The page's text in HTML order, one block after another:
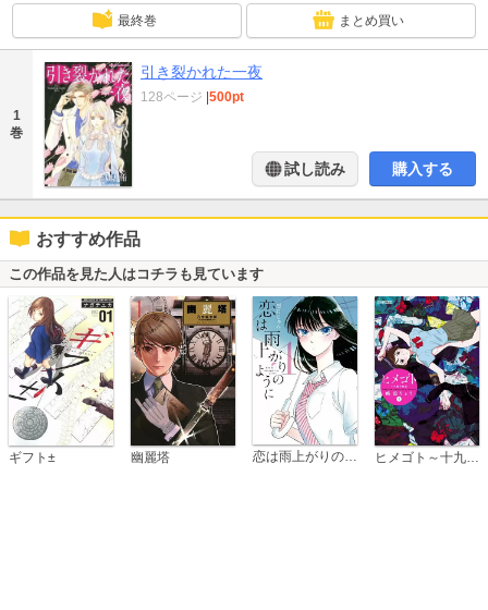
最終巻 まとめ買い
1
巻
引き裂かれた一夜
128ページ 500pt
試し読み 購入する
おすすめ作品
この作品を見た人はコチラも見ています
ギフト± 幽麗塔 恋は雨上がりのように